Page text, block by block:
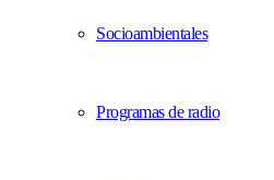
Socioambientales
Programas de radio